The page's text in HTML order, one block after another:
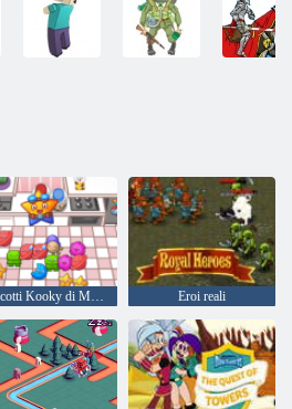
Biscotti Kooky di Matchy Eroi reali